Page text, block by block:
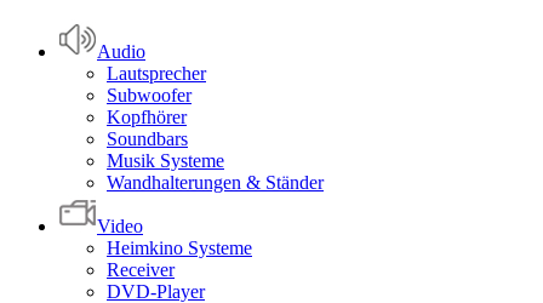
Audio
Lautsprecher
Subwoofer
Kopfhörer
Soundbars
Musik Systeme
Wandhalterungen & Ständer
Video
Heimkino Systeme
Receiver
DVD-Player